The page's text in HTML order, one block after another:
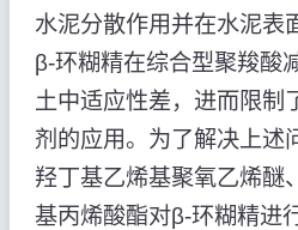
水泥分散作用并在水泥表
β-环糊精在综合型聚羧酸
土中适应性差，进而限制
剂的应用。为了解决上述
羟丁基乙烯基聚氧乙烯醚
基丙烯酸酯对β-环糊精进